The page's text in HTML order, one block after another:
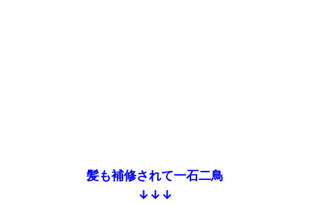
髪も補修されて一石二鳥
↓↓↓